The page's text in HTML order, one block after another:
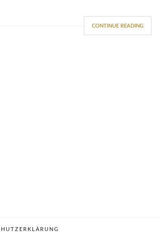
CONTINUE READING